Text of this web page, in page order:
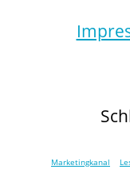
Marketingkanal